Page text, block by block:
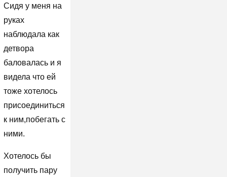
Сидя у меня на
руках
наблюдала как
детвора
баловалась и я
видела что ей
тоже хотелось
присоединиться
к ним,побегать с
ними.
Хотелось бы
получить пару